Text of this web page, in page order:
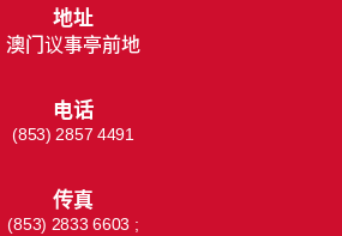
地址
澳门议事亭前地
电话
(853) 2857 4491
传真
(853) 2833 6603 ;